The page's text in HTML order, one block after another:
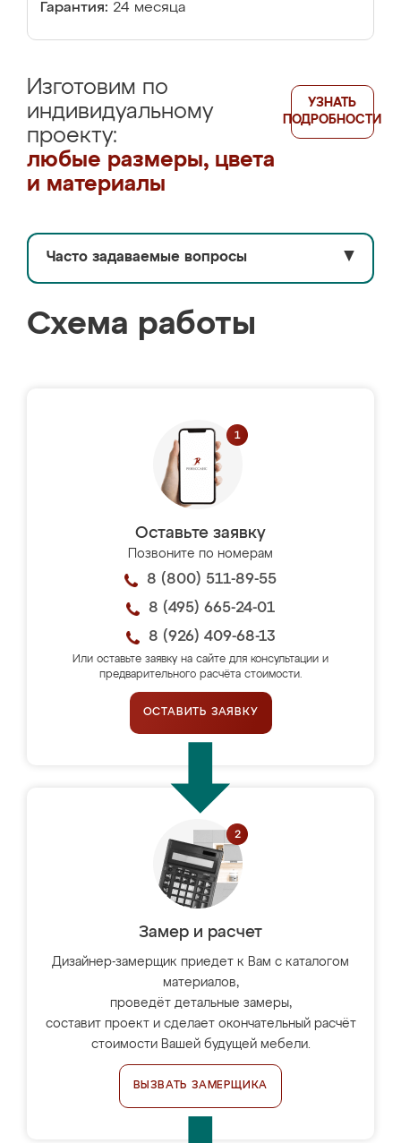
Гарантия: 24 месяца
Изготовим по
индивидуальному
проекту:
любые размеры, цвета
и материалы
УЗНАТЬ
ПОДРОБНОСТИ
Часто задаваемые вопросы ▼
Схема работы
Оставьте заявку
Позвоните по номерам
8 (800) 511-89-55
8 (495) 665-24-01
8 (926) 409-68-13
Или оставьте заявку на сайте для консультации и
предварительного расчёта стоимости.
ОСТАВИТЬ ЗАЯВКУ
Замер и расчет
Дизайнер-замерщик приедет к Вам с каталогом
материалов,
проведёт детальные замеры,
составит проект и сделает окончательный расчёт
стоимости Вашей будущей мебели.
ВЫЗВАТЬ ЗАМЕРЩИКА